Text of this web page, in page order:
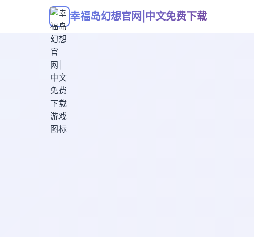
幸福岛幻想官网|中文免费下载